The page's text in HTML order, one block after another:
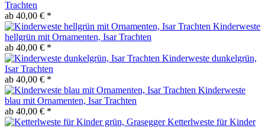
Trachten
ab 40,00 € *
Kinderweste
hellgrün mit Ornamenten, Isar Trachten
ab 40,00 € *
Kinderweste dunkelgrün,
Isar Trachten
ab 40,00 € *
Kinderweste
blau mit Ornamenten, Isar Trachten
ab 40,00 € *
Ketterlweste für Kinder